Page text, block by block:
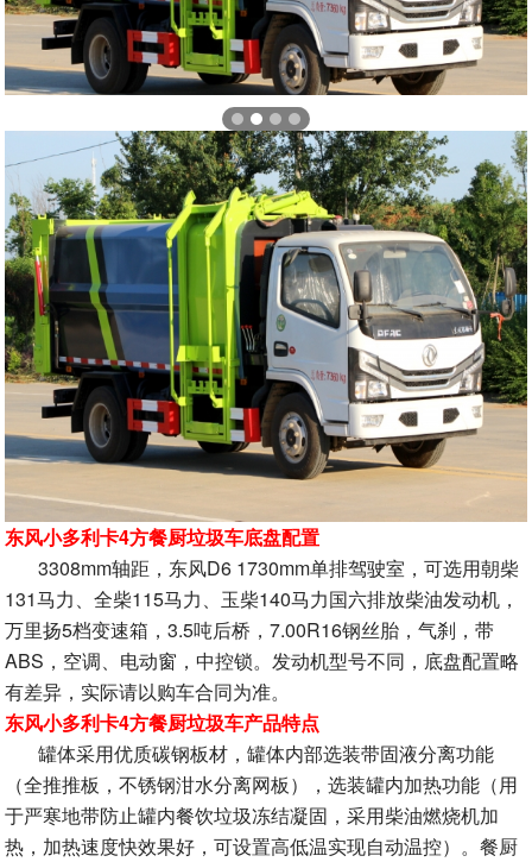
东风小多利卡4方餐厨垃圾车底盘配置
3308mm轴距，东风D6 1730mm单排驾驶室，可选用朝柴
131马力、全柴115马力、玉柴140马力国六排放柴油发动机，
万里扬5档变速箱，3.5吨后桥，7.00R16钢丝胎，气刹，带
ABS，空调、电动窗，中控锁。发动机型号不同，底盘配置略
有差异，实际请以购车合同为准。
东风小多利卡4方餐厨垃圾车产品特点
罐体采用优质碳钢板材，罐体内部选装带固液分离功能
（全推推板，不锈钢泔水分离网板），选装罐内加热功能（用
于严寒地带防止罐内餐饮垃圾冻结凝固，采用柴油燃烧机加
热，加热速度快效果好，可设置高低温实现自动温控）。餐厨